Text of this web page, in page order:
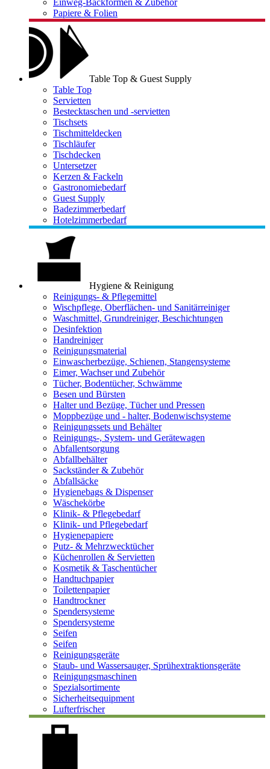
Einweg-Backformen & Zubehör
Papiere & Folien
Table Top & Guest Supply
Table Top
Servietten
Bestecktaschen und -servietten
Tischsets
Tischmitteldecken
Tischläufer
Tischdecken
Untersetzer
Kerzen & Fackeln
Gastronomiebedarf
Guest Supply
Badezimmerbedarf
Hotelzimmerbedarf
Hygiene & Reinigung
Reinigungs- & Pflegemittel
Wischpflege, Oberflächen- und Sanitärreiniger
Waschmittel, Grundreiniger, Beschichtungen
Desinfektion
Handreiniger
Reinigungsmaterial
Einwascherbezüge, Schienen, Stangensysteme
Eimer, Wachser und Zubehör
Tücher, Bodentücher, Schwämme
Besen und Bürsten
Halter und Bezüge, Tücher und Pressen
Moppbezüge und - halter, Bodenwischsysteme
Reinigungssets und Behälter
Reinigungs-, System- und Gerätewagen
Abfallentsorgung
Abfallbehälter
Sackständer & Zubehör
Abfallsäcke
Hygienebags & Dispenser
Wäschekörbe
Klinik- & Pflegebedarf
Klinik- und Pflegebedarf
Hygienepapiere
Putz- & Mehrzwecktücher
Küchenrollen & Servietten
Kosmetik & Taschentücher
Handtuchpapier
Toilettenpapier
Handtrockner
Spendersysteme
Spendersysteme
Seifen
Seifen
Reinigungsgeräte
Staub- und Wassersauger, Sprühextraktionsgeräte
Reinigungsmaschinen
Spezialsortimente
Sicherheitsequipment
Lufterfrischer